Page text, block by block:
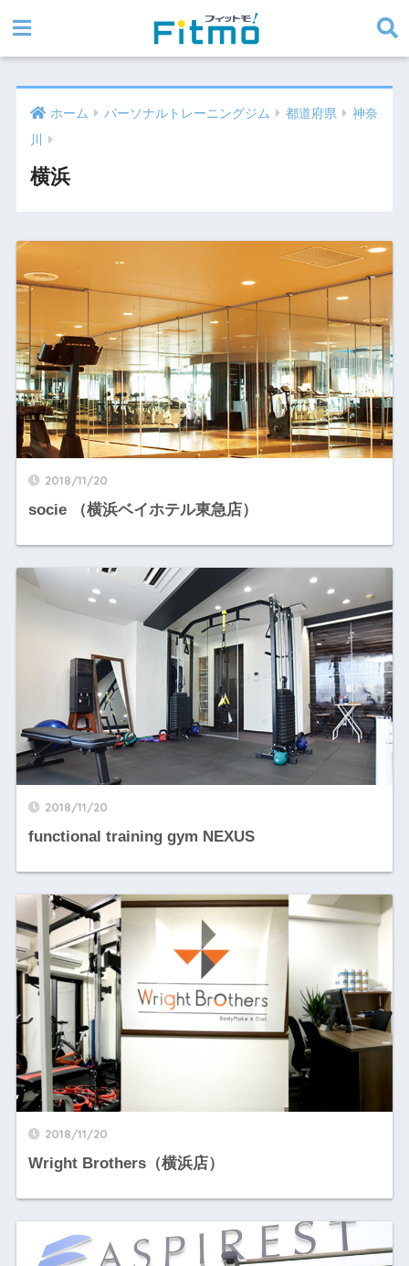
ホーム パーソナルトレーニングジム 都道府県
神奈
川
横浜
2018/11/20
socie （横浜ベイホテル東急店）
2018/11/20
functional training gym NEXUS
2018/11/20
Wright Brothers（横浜店）